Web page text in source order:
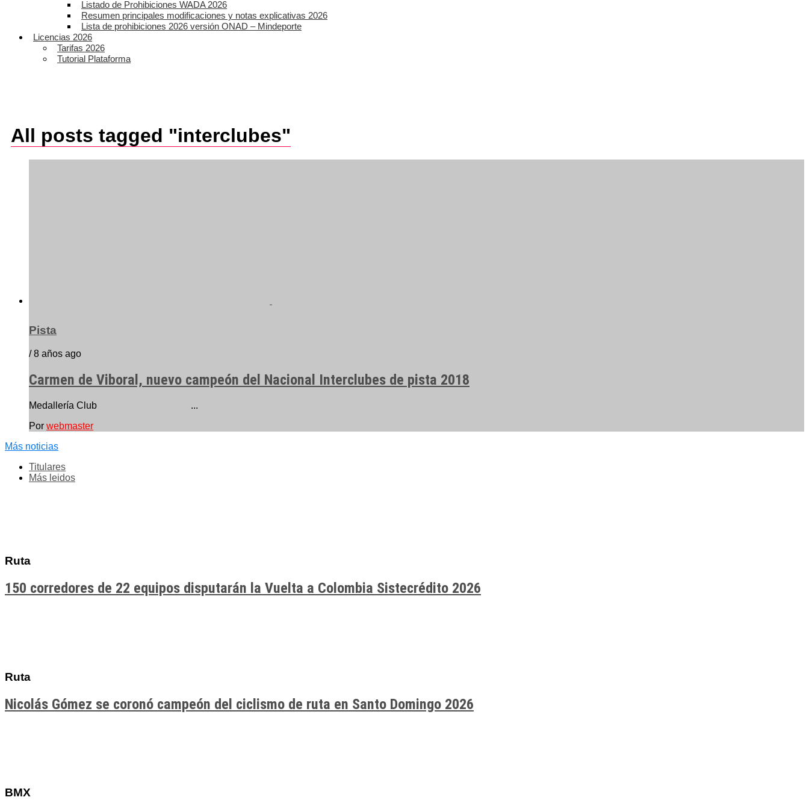
Listado de Prohibiciones WADA 2026
Resumen principales modificaciones y notas explicativas 2026
Lista de prohibiciones 2026 versión ONAD – Mindeporte
Licencias 2026
Tarifas 2026
Tutorial Plataforma
All posts tagged "interclubes"
Pista
/ 8 años ago
Carmen de Viboral, nuevo campeón del Nacional Interclubes de pista 2018
Medallería Club ...
Por webmaster
Más noticias
Titulares
Más leidos
Ruta
150 corredores de 22 equipos disputarán la Vuelta a Colombia Sistecrédito 2026
Ruta
Nicolás Gómez se coronó campeón del ciclismo de ruta en Santo Domingo 2026
BMX